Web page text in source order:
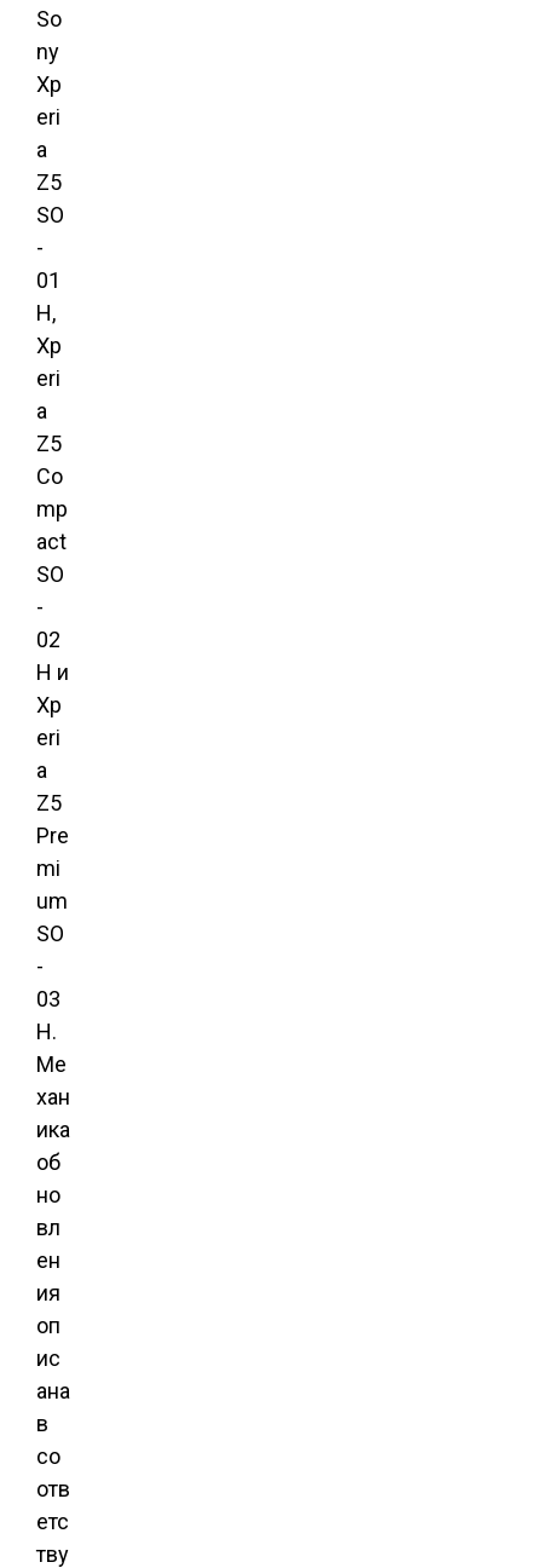
So
ny
Xp
eri
a
Z5
SO
-
01
H,
Xp
eri
a
Z5
Co
mp
act
SO
-
02
H и
Xp
eri
a
Z5
Pre
mi
um
SO
-
03
H.
Ме
хан
ика
об
но
вл
ен
ия
оп
ис
ана
в
со
отв
етс
тву